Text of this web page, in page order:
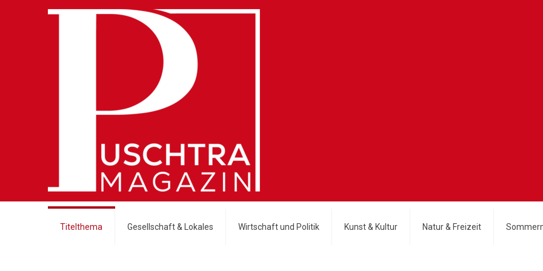
Titelthema Gesellschaft & Lokales Wirtschaft und Politik Kunst & Kultur Natur & Freizeit